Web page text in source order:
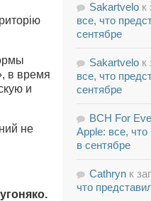
в время
и
не
Sakartvelo к
все, что
сентябре
Sakartvelo к
все, что
сентябре
BCH For
Apple: все,
в сентябре
Cathryn к
что